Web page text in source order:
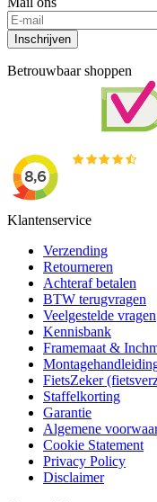
Inschrijven
Betrouwbaar shoppen
Klantenservice
Verzending
Retourneren
Achteraf betalen
BTW terugvragen
Veelgestelde vragen
Kennisbank
Framemaat &
FietsZeker
Staffelkorting
Garantie
Algemene
Cookie Statement
Privacy Policy
Disclaimer